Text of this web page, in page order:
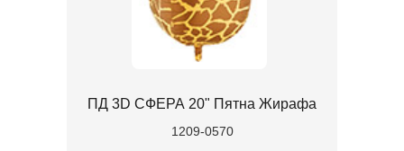
ПД 3D СФЕРА 20" Пятна Жирафа
1209-0570